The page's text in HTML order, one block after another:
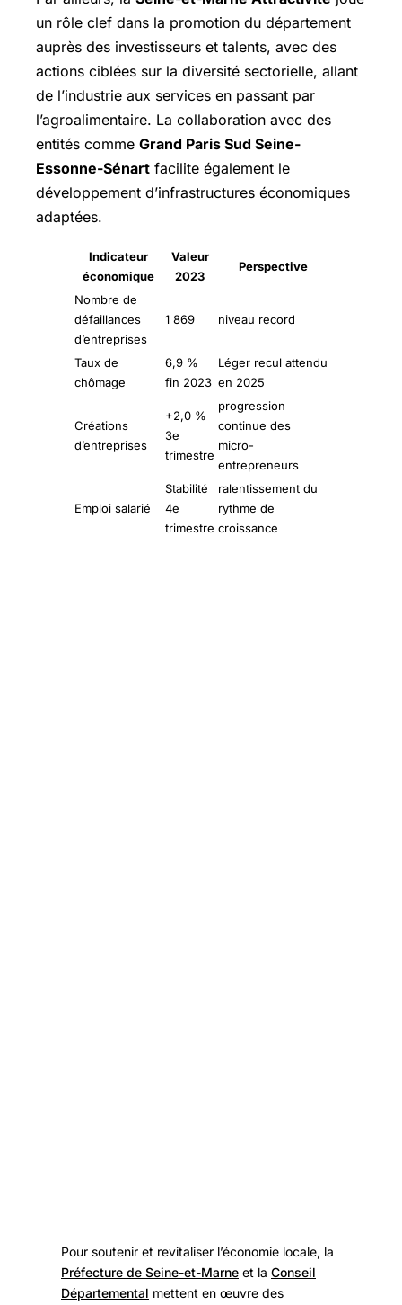
un rôle clef dans la promotion du département
auprès des investisseurs et talents, avec des
actions ciblées sur la diversité sectorielle, allant
de l’industrie aux services en passant par
l’agroalimentaire. La collaboration avec des
entités comme Grand Paris Sud Seine-
Essonne-Sénart facilite également le
développement d’infrastructures économiques
adaptées.
Indicateur
économique
Valeur
2023
Perspective
Nombre de
défaillances
d’entreprises
1 869 niveau record
Taux de
chômage
6,9 %
fin 2023
Léger recul attendu
en 2025
Créations
d’entreprises
+2,0 %
3e
trimestre
progression
continue des
micro-
entrepreneurs
Emploi salarié
Stabilité
4e
trimestre
ralentissement du
rythme de
croissance
Pour soutenir et revitaliser l’économie locale, la
Préfecture de Seine-et-Marne et la Conseil
Départemental mettent en œuvre des